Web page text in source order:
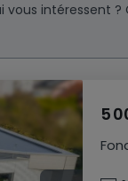
vous intéressent
5